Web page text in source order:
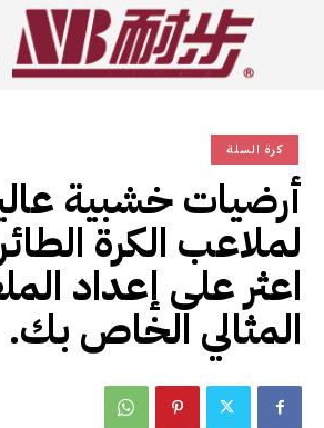
كرة السلة
أرضيات خشبية
اعثر على إعداد
المثالي الخاص بك.